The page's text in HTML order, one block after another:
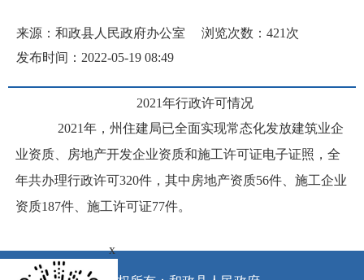
来源：和政县人民政府办公室 浏览次数： 421 次
发布时间：2022-05-19 08:49
2021年行政许可情况
2021年，州住建局已全面实现常态化发放建筑业企
业资质、房地产开发企业资质和施工许可证电子证照， 全
年共办理行政许可320件， 其中房地产资质56件、施工企业
资质187件、施工许可证77件。
x